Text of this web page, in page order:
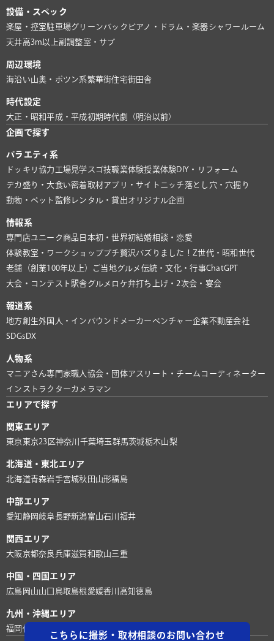
こちらに撮影・取材相談のお問い合わせ
設備・スペック
楽屋・控室駐車場グリーンバック ピアノ・ドラム・楽器シャワールーム
天井高3m以上副調整室・サブ
周辺環境
海沿い山奥・ポツン系繁華街住宅街田舎
時代設定
大正・昭和平成・平成初期時代劇（明治以前）
企画で探す
バラエティ系
ドッキリ協力 工場見学 スゴ技職業体験授業体験DIY・リフォーム
デカ盛り・大食い密着取材アプリ・サイト ニッチ落とし穴・穴掘り
動物・ペット 監修レンタル・貸出オリジナル企画
情報系
専門店ユニーク商品 日本初・世界初結婚相談・恋愛
体験教室・ワークショッププチ贅沢バズりました！ Z世代・昭和世代
老舗（創業100年以上）
ご当地グルメ 伝統・文化・行事ChatGPT
大会・コンテスト 駅舎グルメ ロケ弁打ち上げ・2次会・宴会
報道系
地方創生外国人・インバウンド メーカー ベンチャー企業不動産会社
SDGsDX
人物系
マニアさん専門家職人 協会・団体アスリート・チーム コーディネーター
インストラクターカメラマン
エリアで探す
関東エリア
東京東京23区神奈川 千葉埼玉群馬茨城栃木山梨
北海道・東北エリア
北海道青森岩手宮城秋田 山形福島
中部エリア
愛知 静岡 岐阜長野新潟富山石川 福井
関西エリア
大阪京都奈良兵庫滋賀和歌山三重
中国・四国エリア
広島 岡山山口 鳥取島根 愛媛香川 高知徳島
九州・沖縄エリア
福岡 佐賀